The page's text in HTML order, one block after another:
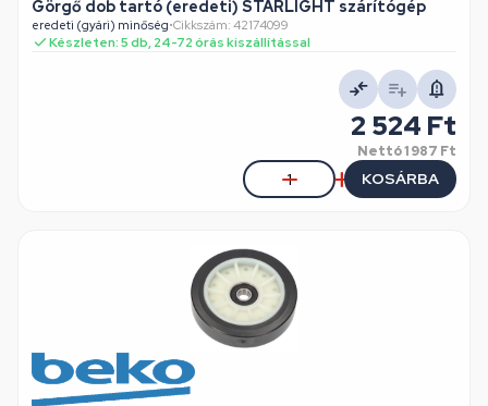
Görgő dob tartó (eredeti) STARLIGHT szárítógép
eredeti (gyári) minőség•Cikkszám: 42174099
Készleten: 5 db, 24-72 órás kiszállítással
2 524 Ft
Nettó1 987 Ft
KOSÁRBA